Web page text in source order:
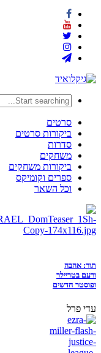
סרטים
ביקורות סרטים
סדרות
משחקים
ביקורות משחקים
ספרים וקומיקס
וכל השאר
תור: אהבה
ורעם בטריילר
ופוסטר חדשים
עדי פרל